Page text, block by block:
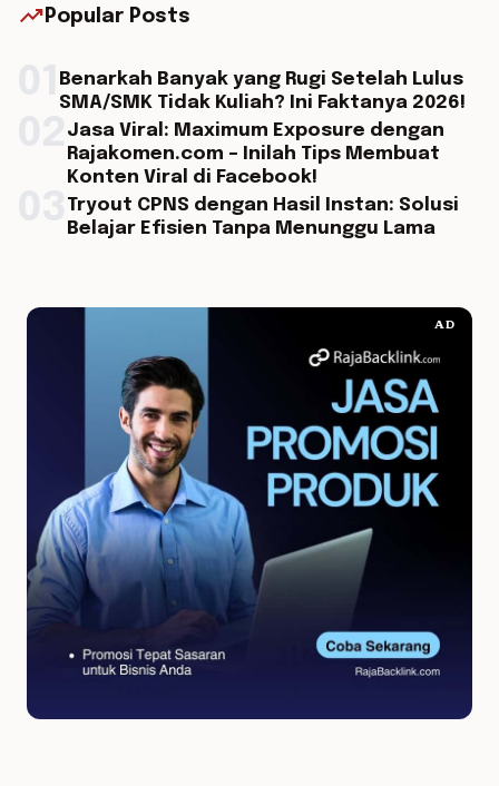
trending_up Popular Posts
Benarkah Banyak yang Rugi Setelah Lulus
SMA/SMK Tidak Kuliah? Ini Faktanya 2026!
Jasa Viral: Maximum Exposure dengan
Rajakomen.com – Inilah Tips Membuat
Konten Viral di Facebook!
Tryout CPNS dengan Hasil Instan: Solusi
Belajar Efisien Tanpa Menunggu Lama
AD